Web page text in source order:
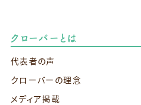
クローバーとは
代表者の声
クローバーの理念
メディア掲載